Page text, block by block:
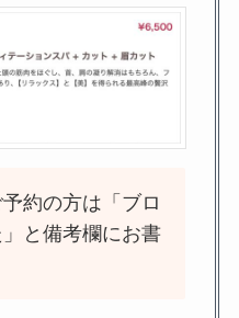
約の方は「ブロ
と備考欄にお書